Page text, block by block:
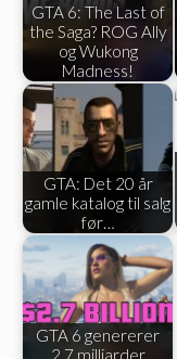
GTA 6: The Last of
the Saga? ROG Ally
og Wukong
Madness!
GTA: Det 20 år
gamle katalog til salg
før…
GTA 6 genererer
2,7 milliarder